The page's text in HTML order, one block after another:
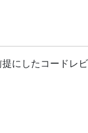
にしたコードレ